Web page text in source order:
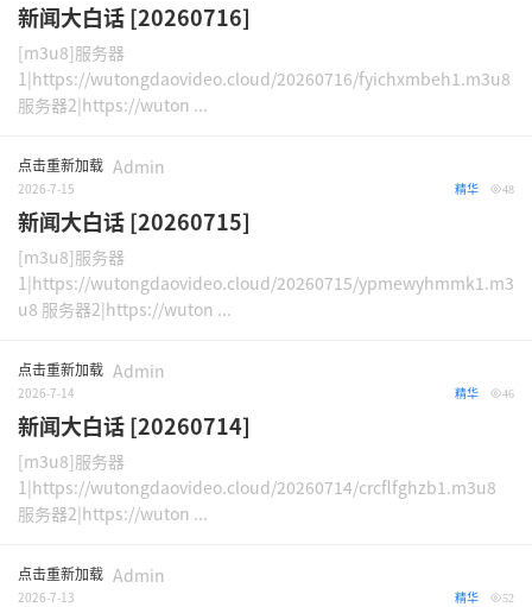
新闻大白话 [20260716]
[m3u8]服务器
1|https://wutongdaovideo.cloud/20260716/fyichxmbeh1.m3u8
服务器2|https://wuton ...
点击重新加载 Admin
2026-7-15 48
精华
新闻大白话 [20260715]
[m3u8]服务器
1|https://wutongdaovideo.cloud/20260715/ypmewyhmmk1.m3
u8 服务器2|https://wuton ...
点击重新加载 Admin
2026-7-14 46
精华
新闻大白话 [20260714]
[m3u8]服务器
1|https://wutongdaovideo.cloud/20260714/crcflfghzb1.m3u8
服务器2|https://wuton ...
点击重新加载 Admin
2026-7-13 52
精华